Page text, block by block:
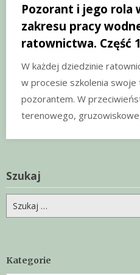
Pozorant i jego rola
zakresu pracy
ratownictwa. Część 1
W każdej dziedzinie
w procesie szkolenia
pozorantem. W
terenowego,
Szukaj
Kategorie